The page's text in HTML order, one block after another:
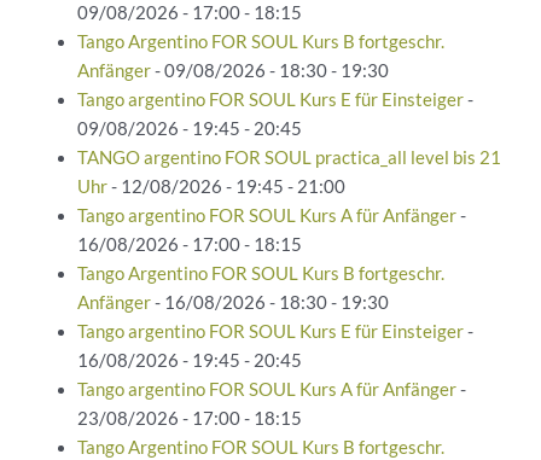
09/08/2026 - 17:00 - 18:15
Tango Argentino FOR SOUL Kurs B fortgeschr.
Anfänger- 09/08/2026 - 18:30 - 19:30
Tango argentino FOR SOUL Kurs E für Einsteiger-
09/08/2026 - 19:45 - 20:45
TANGO argentino FOR SOUL practica_all level bis 21
Uhr- 12/08/2026 - 19:45 - 21:00
Tango argentino FOR SOUL Kurs A für Anfänger-
16/08/2026 - 17:00 - 18:15
Tango Argentino FOR SOUL Kurs B fortgeschr.
Anfänger- 16/08/2026 - 18:30 - 19:30
Tango argentino FOR SOUL Kurs E für Einsteiger-
16/08/2026 - 19:45 - 20:45
Tango argentino FOR SOUL Kurs A für Anfänger-
23/08/2026 - 17:00 - 18:15
Tango Argentino FOR SOUL Kurs B fortgeschr.